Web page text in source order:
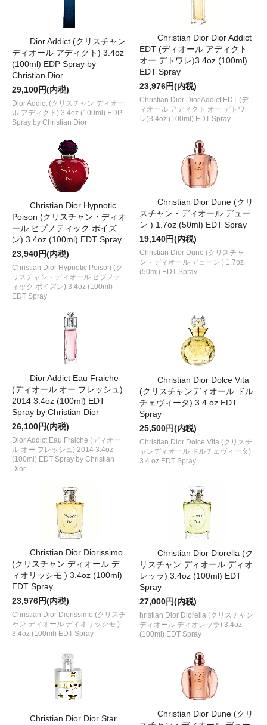
Dior Addict (クリスチャン
ディオール アディクト) 3.4oz
(100ml) EDP Spray by
Christian Dior
29,100円(内税)
Dior Addict (クリスチャン ディオー
ル アディクト) 3.4oz (100ml) EDP
Spray by Christian Dior
Christian Dior Dior Addict
EDT (ディオール アディクト
オー デトワレ)3.4oz (100ml)
EDT Spray
23,976円(内税)
Christian Dior Dior Addict EDT (デ
ィオール アディクト オー デトワ
レ)3.4oz (100ml) EDT Spray
Christian Dior Hypnotic
Poison (クリスチャン・ディオ
ール ヒプノティック ポイズ
ン) 3.4oz (100ml) EDT Spray
23,940円(内税)
Christian Dior Hypnotic Poison (ク
リスチャン・ディオール ヒプノテ
ィック ポイズン) 3.4oz (100ml)
EDT Spray
Christian Dior Dune (クリ
スチャン・ディオール デュー
ン ) 1.7oz (50ml) EDT Spray
19,140円(内税)
Christian Dior Dune (クリスチャ
ン・ディオール デューン ) 1.7oz
(50ml) EDT Spray
Dior Addict Eau Fraiche
(ディオール オー フレッシュ)
2014 3.4oz (100ml) EDT
Spray by Christian Dior
26,100円(内税)
Dior Addict Eau Fraiche (ディオー
ル オー フレッシュ) 2014 3.4oz
(100ml) EDT Spray by Christian
Dior
Christian Dior Dolce Vita
(クリスチャンディオール ドル
チェヴィータ) 3.4 oz EDT
Spray
25,500円(内税)
Christian Dior Dolce Vita (クリスチ
ャンディオール ドルチェヴィータ)
3.4 oz EDT Spray
Christian Dior Diorissimo
(クリスチャン ディオール デ
ィオリッシモ ) 3.4oz (100ml)
EDT Spray
23,976円(内税)
Christian Dior Diorissimo (クリスチ
ャン ディオール ディオリッシモ )
3.4oz (100ml) EDT Spray
Christian Dior Diorella (ク
リスチャン ディオール ディオ
レッラ) 3.4oz (100ml) EDT
Spray
27,000円(内税)
hristian Dior Diorella (クリスチャン
ディオール ディオレッラ) 3.4oz
(100ml) EDT Spray
Christian Dior Dior Star
Christian Dior Dune (クリ